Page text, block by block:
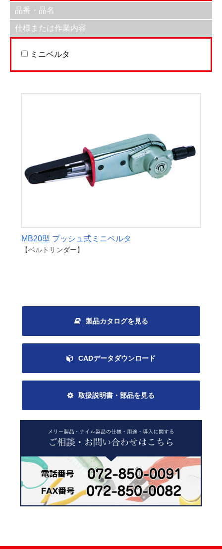
品番・品名
仕様または作業内容
ミニベルタ
MB20型 プッシュ式ミニベルタ
【ベルトサンダー】
製品カタログを見る
CADデータダウンロード
取扱説明書・部品を見る